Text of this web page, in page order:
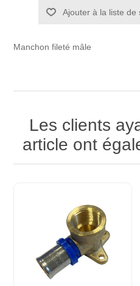
Ajouter à la liste de
Manchon fileté mâle
Les clients
article ont